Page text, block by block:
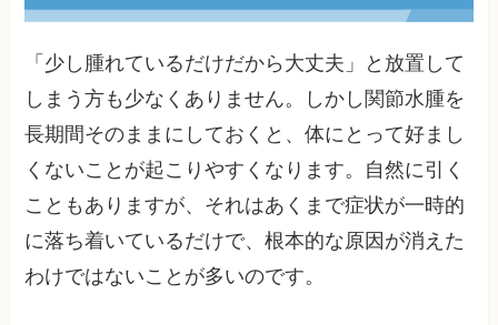
「少し腫れているだけだから大丈夫」と放置して
しまう方も少なくありません。しかし関節水腫を
長期間そのままにしておくと、体にとって好まし
くないことが起こりやすくなります。自然に引く
こともありますが、それはあくまで症状が一時的
に落ち着いているだけで、根本的な原因が消えた
わけではないことが多いのです。